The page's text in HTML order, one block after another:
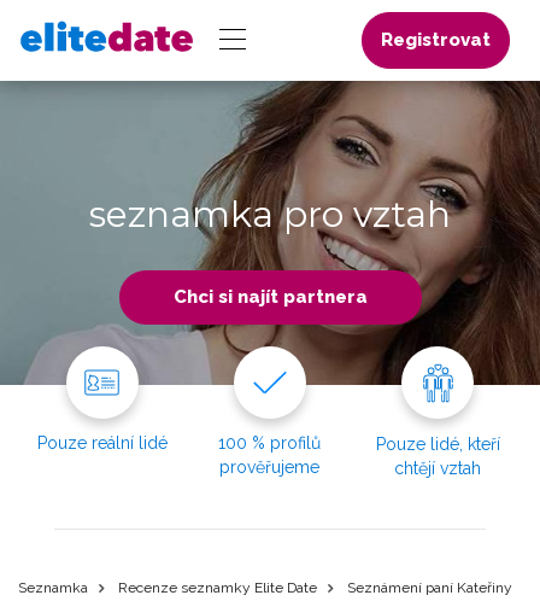
Registrovat
seznamka pro vztah
Chci si najít partnera
Pouze reální lidé
100 % profilů
prověřujeme
Pouze lidé, kteří
chtějí vztah
Seznamka Recenze seznamky Elite Date Seznámení paní Kateřiny